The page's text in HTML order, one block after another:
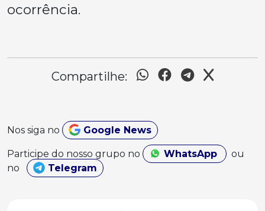
ocorrência.
Compartilhe:
Nos siga no Google News
Participe do nosso grupo no WhatsApp
ou
no
Telegram